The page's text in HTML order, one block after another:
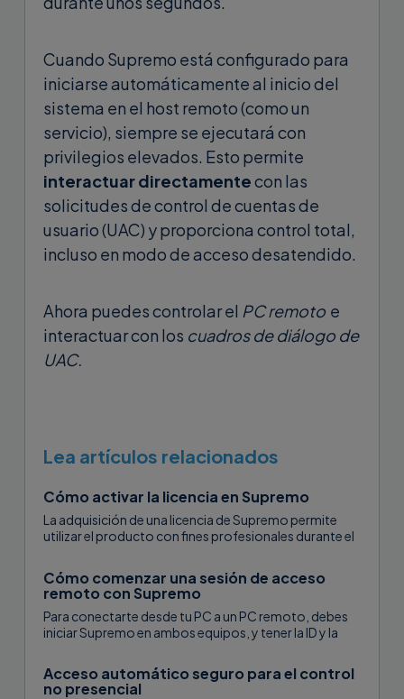
Cuando Supremo está configurado para
iniciarse automáticamente al inicio del
sistema en el host remoto (como un
servicio), siempre se ejecutará con
privilegios elevados. Esto permite
interactuar directamentecon las
solicitudes de control de cuentas de
usuario (UAC) y proporciona control total,
incluso en modo de acceso desatendido.
Ahora puedes controlar el PC remoto e
interactuar con los cuadros de diálogo de
UAC.
Lea artículos relacionados
Cómo activar la licencia en Supremo
La adquisición de una licencia de Supremo permite
utilizar el producto con fines profesionales durante el
controlar simultáneamente...
Cómo comenzar una sesión de acceso
remoto con Supremo
Para conectarte desde tu PC a un PC remoto, debes
iniciar Supremo en ambos equipos, y tener la ID y la
automáticamente desde...
Acceso automático seguro para el control
no presencial